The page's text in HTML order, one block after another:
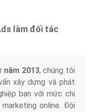
làm đối tác
năm 2013, chúng tôi
xây dựng và phát
bạn với mức chi
online. Đội